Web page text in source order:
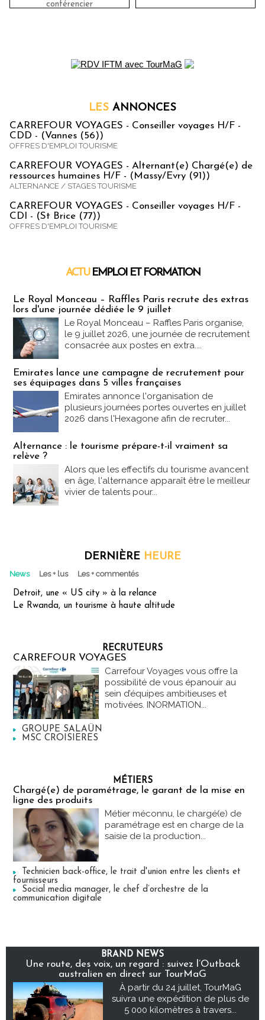
conférencier
LES ANNONCES
CARREFOUR VOYAGES - Conseiller voyages H/F -
CDD - (Vannes (56))
OFFRES D'EMPLOI TOURISME
CARREFOUR VOYAGES - Alternant(e) Chargé(e) de
ressources humaines H/F - (Massy/Evry (91))
ALTERNANCE / STAGES TOURISME
CARREFOUR VOYAGES - Conseiller voyages H/F -
CDI - (St Brice (77))
OFFRES D'EMPLOI TOURISME
ACTU EMPLOI ET FORMATION
Le Royal Monceau – Raffles Paris recrute des extras
lors d'une journée dédiée le 9 juillet
Le Royal Monceau – Raffles Paris organise,
le 9 juillet 2026, une journée de recrutement
consacrée aux postes en extra....
Emirates lance une campagne de recrutement pour
ses équipages dans 5 villes françaises
Emirates annonce l'organisation de
plusieurs journées portes ouvertes en juillet
2026 dans l'Hexagone afin de recruter...
Alternance : le tourisme prépare-t-il vraiment sa
relève ?
Alors que les effectifs du tourisme avancent
en âge, l'alternance apparaît être le meilleur
vivier de talents pour...
DERNIÈRE HEURE
News Les + lus Les + commentés
Detroit, une « US city » à la relance
Le Rwanda, un tourisme à haute altitude
RECRUTEURS
CARREFOUR VOYAGES
Carrefour Voyages vous offre la
possibilité de vous épanouir au
sein d’équipes ambitieuses et
motivées. INORMATION...
GROUPE SALAÜN
MSC CROISIERES
MÉTIERS
Chargé(e) de paramétrage, le garant de la mise en
ligne des produits
Métier méconnu, le chargé(e) de
paramétrage est en charge de la
saisie de la production...
Technicien back-office, le trait d'union entre les clients et
fournisseurs
Social media manager, le chef d’orchestre de la
communication digitale
BRAND NEWS
Une route, des voix, un regard : suivez l’Outback
australien en direct sur TourMaG
À partir du 24 juillet, TourMaG
suivra une expédition de plus de
5 000 kilomètres à travers...